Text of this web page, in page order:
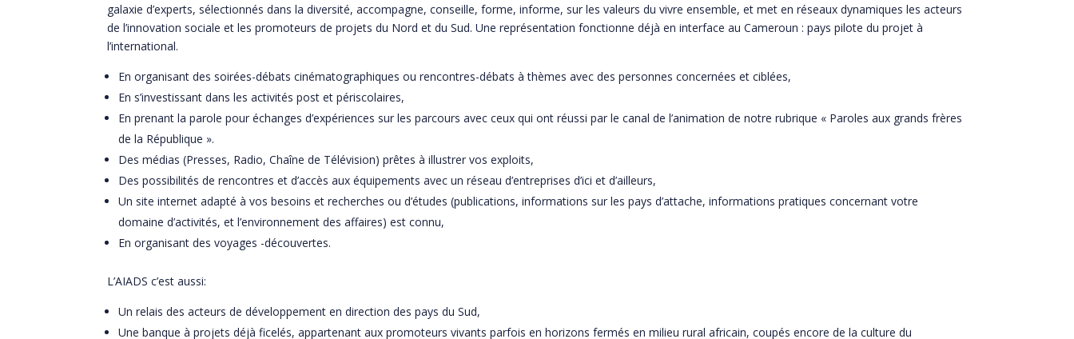
galaxie d’experts, sélectionnés dans la diversité, accompagne, conseille, forme, informe, sur les valeurs du vivre ensemble, et met en réseaux dynamiques les acteurs
de l’innovation sociale et les promoteurs de projets du Nord et du Sud. Une représentation fonctionne déjà en interface au Cameroun : pays pilote du projet à
l’international.
En organisant des soirées-débats cinématographiques ou rencontres-débats à thèmes avec des personnes concernées et ciblées,
En s’investissant dans les activités post et périscolaires,
En prenant la parole pour échanges d’expériences sur les parcours avec ceux qui ont réussi par le canal de l’animation de notre rubrique « Paroles aux grands frères
de la République ».
Des médias (Presses, Radio, Chaîne de Télévision) prêtes à illustrer vos exploits,
Des possibilités de rencontres et d’accès aux équipements avec un réseau d’entreprises d’ici et d’ailleurs,
Un site internet adapté à vos besoins et recherches ou d’études (publications, informations sur les pays d’attache, informations pratiques concernant votre
domaine d’activités, et l’environnement des affaires) est connu,
En organisant des voyages -découvertes.
L’AIADS c’est aussi:
Un relais des acteurs de développement en direction des pays du Sud,
Une banque à projets déjà ficelés, appartenant aux promoteurs vivants parfois en horizons fermés en milieu rural africain, coupés encore de la culture du